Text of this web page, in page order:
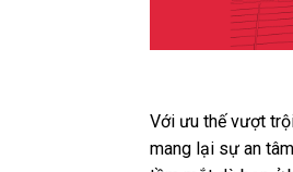
Với ưu thế vượt
mang lại sự an